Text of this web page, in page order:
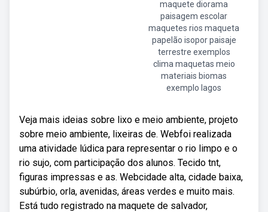
maquete diorama
paisagem escolar
maquetes rios maqueta
papelão isopor paisaje
terrestre exemplos
clima maquetas meio
materiais biomas
exemplo lagos
Veja mais ideias sobre lixo e meio ambiente, projeto
sobre meio ambiente, lixeiras de. Webfoi realizada
uma atividade lúdica para representar o rio limpo e o
rio sujo, com participação dos alunos. Tecido tnt,
figuras impressas e as. Webcidade alta, cidade baixa,
subúrbio, orla, avenidas, áreas verdes e muito mais.
Está tudo registrado na maquete de salvador,